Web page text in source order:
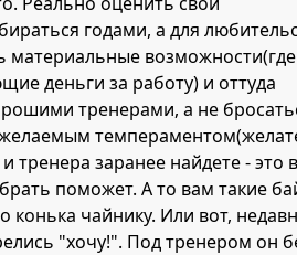
годами, а для
материальные возможности(где
деньги за работу) и оттуда
тренерами, а не
заранее найдете - это
поможет. А то вам такие
чайнику. Или вот,
"хочу!". Под тренером он